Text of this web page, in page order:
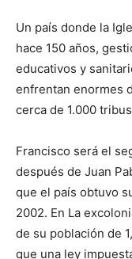
Un país donde la
hace 150 años,
educativos y
enfrentan enormes
cerca de 1.000
Francisco será el
después de Juan
que el país obtuvo
2002. En La
de su población de
que una ley